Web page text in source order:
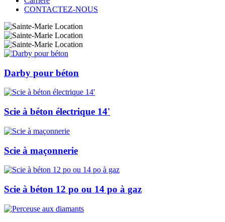
CONTACTEZ-NOUS
Darby pour béton
Scie à béton électrique 14'
Scie à maçonnerie
Scie à béton 12 po ou 14 po à gaz